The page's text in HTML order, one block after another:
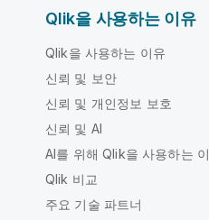
Qlik을 사용하는 이유
Qlik을 사용하는 이유
신뢰 및 보안
신뢰 및 개인정보 보호
신뢰 및 AI
AI를 위해 Qlik을 사용하는
Qlik 비교
주요 기술 파트너